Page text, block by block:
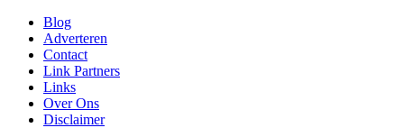
Blog
Adverteren
Contact
Link Partners
Links
Over Ons
Disclaimer